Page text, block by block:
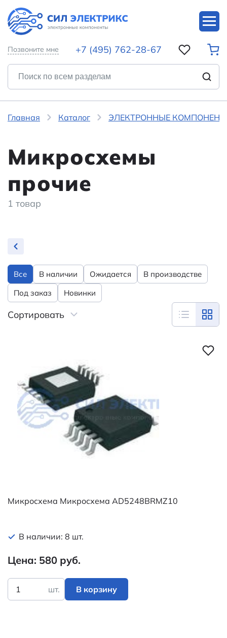
Позвоните мне +7 (495) 762-28-67
Главная Каталог ЭЛЕКТРОННЫЕ
Микросхемы
прочие
1 товар
Все В наличии Ожидается
В производстве
Под заказ
Новинки
Сортировать
Микросхема Микросхема AD5248BRMZ10
В наличии: 8 шт.
Цена: 580 руб.
шт. В корзину